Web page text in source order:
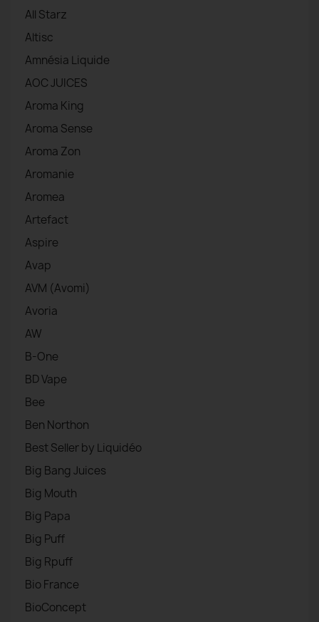
All Starz
Altisc
Amnésia Liquide
AOC JUICES
Aroma King
Aroma Sense
Aroma Zon
Aromanie
Aromea
Artefact
Aspire
Avap
AVM (Avomi)
Avoria
AW
B-One
BD Vape
Bee
Ben Northon
Best Seller by Liquidéo
Big Bang Juices
Big Mouth
Big Papa
Big Puff
Big Rpuff
Bio France
BioConcept